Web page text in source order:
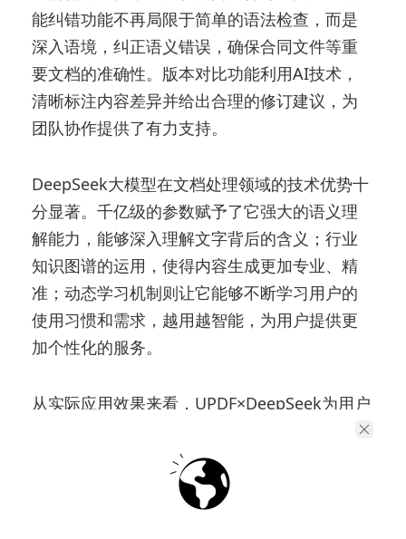
能纠错功能不再局限于简单的语法检查，而是
深入语境，纠正语义错误，确保合同文件等重
要文档的准确性。版本对比功能利用AI技术，
清晰标注内容差异并给出合理的修订建议，为
团队协作提供了有力支持。
DeepSeek大模型在文档处理领域的技术优势十
分显著。千亿级的参数赋予了它强大的语义理
解能力，能够深入理解文字背后的含义；行业
知识图谱的运用，使得内容生成更加专业、精
准；动态学习机制则让它能够不断学习用户的
使用习惯和需求，越用越智能，为用户提供更
加个性化的服务。
从实际应用效果来看，UPDF×DeepSeek为用户
间从原来的2小时缩短至8分钟，大大提高了工
作效率。质量上，某科技公司使用后，文档通
过率大幅提升。成本维度，企业用户通过使用